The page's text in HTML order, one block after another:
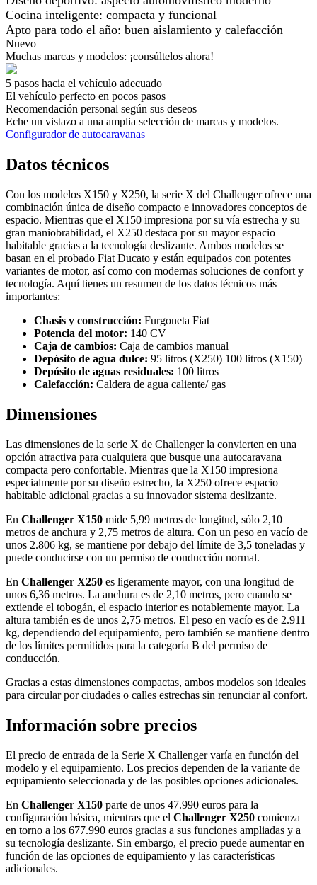
Cocina inteligente: compacta y funcional
Apto para todo el año: buen aislamiento y calefacción
Nuevo
Muchas marcas y modelos: ¡consúltelos ahora!
5 pasos hacia el vehículo adecuado
El vehículo perfecto en pocos pasos
Recomendación personal según sus deseos
Eche un vistazo a una amplia selección de marcas y modelos.
Configurador de autocaravanas
Datos técnicos
Con los modelos X150 y X250, la serie X del Challenger ofrece una
combinación única de diseño compacto e innovadores conceptos de
espacio. Mientras que el X150 impresiona por su vía estrecha y su
gran maniobrabilidad, el X250 destaca por su mayor espacio
habitable gracias a la tecnología deslizante. Ambos modelos se
basan en el probado Fiat Ducato y están equipados con potentes
variantes de motor, así como con modernas soluciones de confort y
tecnología. Aquí tienes un resumen de los datos técnicos más
importantes:
Chasis y construcción: Furgoneta Fiat
Potencia del motor: 140 CV
Caja de cambios: Caja de cambios manual
Depósito de agua dulce: 95 litros (X250) 100 litros (X150)
Depósito de aguas residuales: 100 litros
Calefacción: Caldera de agua caliente/ gas
Dimensiones
Las dimensiones de la serie X de Challenger la convierten en una
opción atractiva para cualquiera que busque una autocaravana
compacta pero confortable. Mientras que la X150 impresiona
especialmente por su diseño estrecho, la X250 ofrece espacio
habitable adicional gracias a su innovador sistema deslizante.
En Challenger X150 mide 5,99 metros de longitud, sólo 2,10
metros de anchura y 2,75 metros de altura. Con un peso en vacío de
unos 2.806 kg, se mantiene por debajo del límite de 3,5 toneladas y
puede conducirse con un permiso de conducción normal.
En Challenger X250 es ligeramente mayor, con una longitud de
unos 6,36 metros. La anchura es de 2,10 metros, pero cuando se
extiende el tobogán, el espacio interior es notablemente mayor. La
altura también es de unos 2,75 metros. El peso en vacío es de 2.911
kg, dependiendo del equipamiento, pero también se mantiene dentro
de los límites permitidos para la categoría B del permiso de
conducción.
Gracias a estas dimensiones compactas, ambos modelos son ideales
para circular por ciudades o calles estrechas sin renunciar al confort.
Información sobre precios
El precio de entrada de la Serie X Challenger varía en función del
modelo y el equipamiento. Los precios dependen de la variante de
equipamiento seleccionada y de las posibles opciones adicionales.
En Challenger X150 parte de unos 47.990 euros para la
configuración básica, mientras que el Challenger X250 comienza
en torno a los 677.990 euros gracias a sus funciones ampliadas y a
su tecnología deslizante. Sin embargo, el precio puede aumentar en
función de las opciones de equipamiento y las características
adicionales.